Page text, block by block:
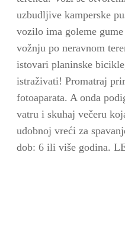
uzbudljive kamperske
vozilo ima goleme
vožnju po neravnom
istovari planinske
istraživati! Promatraj
fotoaparata. A onda
vatru i skuhaj večeru
udobnoj vreći za
dob: 6 ili više godina.